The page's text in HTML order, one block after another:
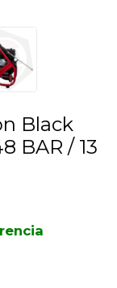
Black
BAR / 13